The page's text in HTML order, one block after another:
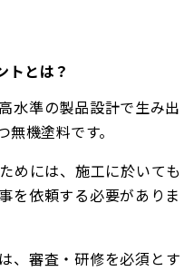
トとは？
水準の製品設計で生み出
機塗料です。
めには、施工に於いても
を依頼する必要がありま
、 審査・研修を必須とす